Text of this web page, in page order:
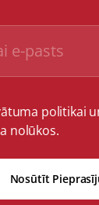
politikai
nolūkos.
Nosūtīt